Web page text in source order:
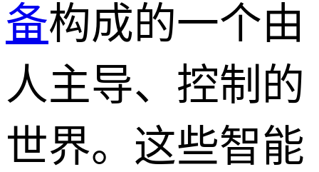
备构成的一个由
人主导、控制的
世界。这些智能